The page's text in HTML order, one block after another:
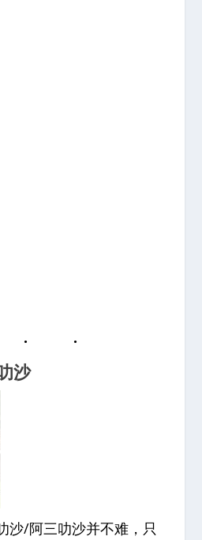
沙
沙/阿三叻沙并不难，只